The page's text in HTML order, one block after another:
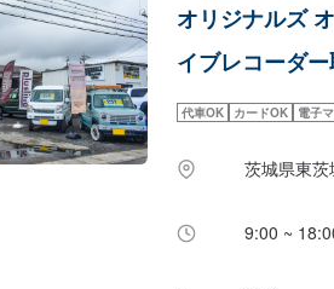
程度で納車となり
予めご了承くださ
す。お車の作業中は
庫の際はお気をつけ
で予約しました」と
オリジナルズ
イブレコーダ
代車OK カードOK 電子
茨城県東
9:00 ~